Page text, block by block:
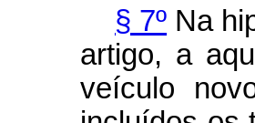
§ 7º Na
artigo, a
veículo